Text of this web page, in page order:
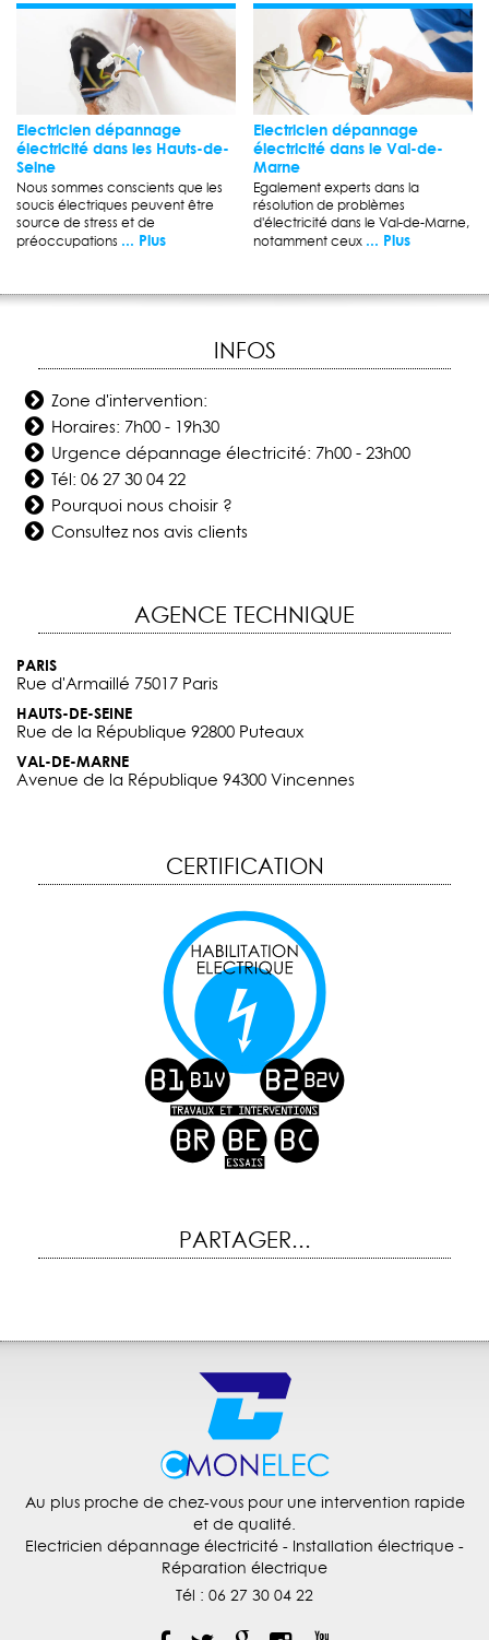
Electricien dépannage
électricité dans les Hauts-de-
Seine
Nous sommes conscients que les
soucis électriques peuvent être
source de stress et de
préoccupations ... Plus
Electricien dépannage
électricité dans le Val-de-
Marne
Egalement experts dans la
résolution de problèmes
d'électricité dans le Val-de-Marne,
notamment ceux ... Plus
INFOS
Zone d'intervention:
Horaires: 7h00 - 19h30
Urgence dépannage électricité: 7h00 - 23h00
Tél:06 27 30 04 22
Pourquoi nous choisir ?
Consultez nos avis clients
AGENCE TECHNIQUE
PARIS
Rue d'Armaillé 75017 Paris
HAUTS-DE-SEINE
Rue de la République 92800 Puteaux
VAL-DE-MARNE
Avenue de la République 94300 Vincennes
CERTIFICATION
PARTAGER...
Au plus proche de chez-vous pour une intervention rapide
et de qualité.
Electricien dépannage électricité - Installation électrique -
Réparation électrique
Tél : 06 27 30 04 22